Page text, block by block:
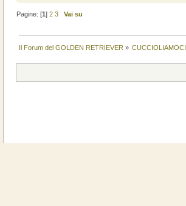
Pagine: [1]2 3 Vai su
Il Forum del GOLDEN RETRIEVER » CUCCIOLIAMOCI